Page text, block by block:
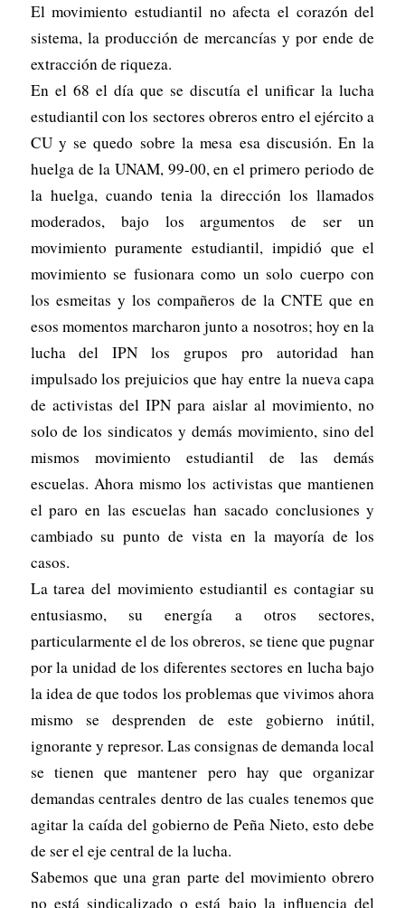
El movimiento estudiantil no afecta el corazón del
sistema, la producción de mercancías y por ende de
extracción de riqueza.
En el 68 el día que se discutía el unificar la lucha
estudiantil con los sectores obreros entro el ejército a
CU y se quedo sobre la mesa esa discusión. En la
huelga de la UNAM, 99-00, en el primero periodo de
la huelga, cuando tenia la dirección los llamados
moderados, bajo los argumentos de ser un
movimiento puramente estudiantil, impidió que el
movimiento se fusionara como un solo cuerpo con
los esmeitas y los compañeros de la CNTE que en
esos momentos marcharon junto a nosotros; hoy en la
lucha del IPN los grupos pro autoridad han
impulsado los prejuicios que hay entre la nueva capa
de activistas del IPN para aislar al movimiento, no
solo de los sindicatos y demás movimiento, sino del
mismos movimiento estudiantil de las demás
escuelas. Ahora mismo los activistas que mantienen
el paro en las escuelas han sacado conclusiones y
cambiado su punto de vista en la mayoría de los
casos.
La tarea del movimiento estudiantil es contagiar su
entusiasmo, su energía a otros sectores,
particularmente el de los obreros, se tiene que pugnar
por la unidad de los diferentes sectores en lucha bajo
la idea de que todos los problemas que vivimos ahora
mismo se desprenden de este gobierno inútil,
ignorante y represor. Las consignas de demanda local
se tienen que mantener pero hay que organizar
demandas centrales dentro de las cuales tenemos que
agitar la caída del gobierno de Peña Nieto, esto debe
de ser el eje central de la lucha.
Sabemos que una gran parte del movimiento obrero
no está sindicalizado o está bajo la influencia del